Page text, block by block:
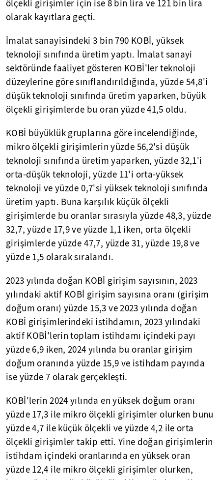
ölçekli girişimler için ise 8 bin lira ve 121 bin lira
olarak kayıtlara geçti.
İmalat sanayisindeki 3 bin 790 KOBİ, yüksek
teknoloji sınıfında üretim yaptı. İmalat sanayi
sektöründe faaliyet gösteren KOBİ'ler teknoloji
düzeylerine göre sınıflandırıldığında, yüzde 54,8'i
düşük teknoloji sınıfında üretim yaparken, büyük
ölçekli girişimlerde bu oran yüzde 41,5 oldu.
KOBİ büyüklük gruplarına göre incelendiğinde,
mikro ölçekli girişimlerin yüzde 56,2'si düşük
teknoloji sınıfında üretim yaparken, yüzde 32,1'i
orta-düşük teknoloji, yüzde 11'i orta-yüksek
teknoloji ve yüzde 0,7'si yüksek teknoloji sınıfında
üretim yaptı. Buna karşılık küçük ölçekli
girişimlerde bu oranlar sırasıyla yüzde 48,3, yüzde
32,7, yüzde 17,9 ve yüzde 1,1 iken, orta ölçekli
girişimlerde yüzde 47,7, yüzde 31, yüzde 19,8 ve
yüzde 1,5 olarak sıralandı.
2023 yılında doğan KOBİ girişim sayısının, 2023
yılındaki aktif KOBİ girişim sayısına oranı (girişim
doğum oranı) yüzde 15,3 ve 2023 yılında doğan
KOBİ girişimlerindeki istihdamın, 2023 yılındaki
aktif KOBİ'lerin toplam istihdamı içindeki payı
yüzde 6,9 iken, 2024 yılında bu oranlar girişim
doğum oranında yüzde 15,9 ve istihdam payında
ise yüzde 7 olarak gerçekleşti.
KOBİ'lerin 2024 yılında en yüksek doğum oranı
yüzde 17,3 ile mikro ölçekli girişimler olurken bunu
yüzde 4,7 ile küçük ölçekli ve yüzde 4,2 ile orta
ölçekli girişimler takip etti. Yine doğan girişimlerin
istihdam içindeki oranlarında en yüksek oran
yüzde 12,4 ile mikro ölçekli girişimler olurken,